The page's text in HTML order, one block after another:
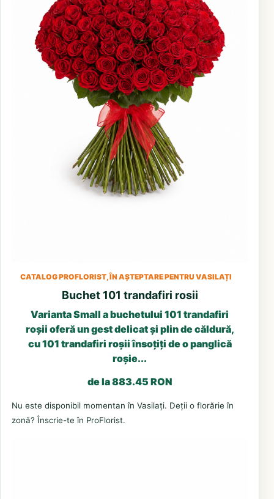
CATALOG PROFLORIST, ÎN AȘTEPTARE PENTRU VASILAȚI
Buchet 101 trandafiri rosii
Varianta Small a buchetului 101 trandafiri
roșii oferă un gest delicat și plin de căldură,
cu 101 trandafiri roșii însoțiți de o panglică
roșie...
de la 883.45 RON
Nu este disponibil momentan în Vasilați. Deții o florărie în
zonă? Înscrie-te în ProFlorist.